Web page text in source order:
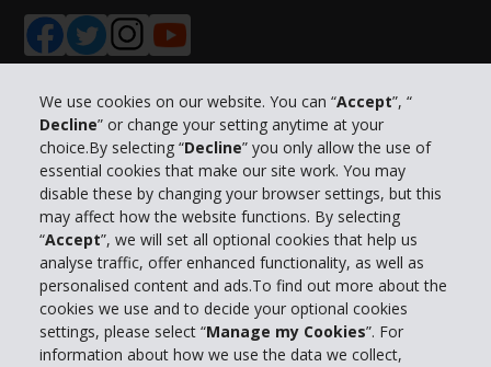
We use cookies on our website. You can “Accept”, “
Decline” or change your setting anytime at your
choice.By selecting “Decline” you only allow the use of
essential cookies that make our site work. You may
disable these by changing your browser settings, but this
may affect how the website functions. By selecting
“Accept”, we will set all optional cookies that help us
analyse traffic, offer enhanced functionality, as well as
personalised content and ads.To find out more about the
cookies we use and to decide your optional cookies
settings, please select “Manage my Cookies”. For
information about how we use the data we collect,
Informations sur l'entreprise
Entreprise
Support client
Réserver avec Hertz